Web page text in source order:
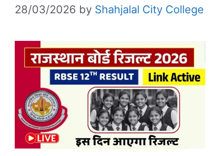
28/03/2026 by Shahjalal City College